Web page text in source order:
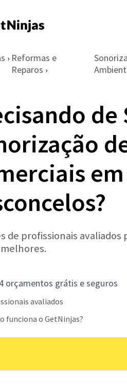
› Reformas e
Reparos ›
de
de profissionais
orçamentos grátis e seguros
avaliados
funciona o GetNinjas?